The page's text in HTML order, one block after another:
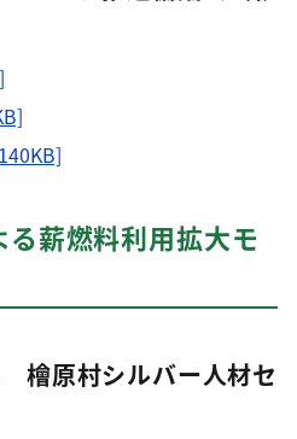
薪燃料利用拡大モ
檜原村シルバー人材セ